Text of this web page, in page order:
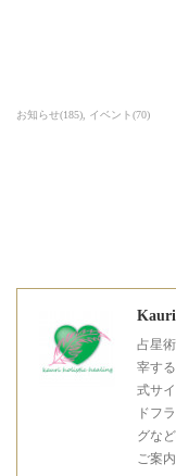
お知らせ(185) イベント(70)
Kauri
占星
宰す
式サ
ドフ
グな
ご案